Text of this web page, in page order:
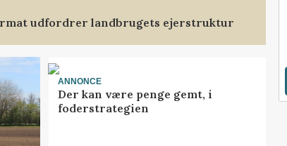
udfordrer landbrugets ejerstruktur
ANNONCE
Der kan være penge gemt, i
foderstrategien